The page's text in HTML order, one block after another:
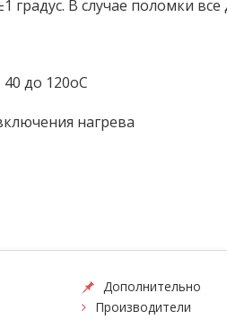
В случае поломки
до 120оС
нагрева
Дополнительно
Производители